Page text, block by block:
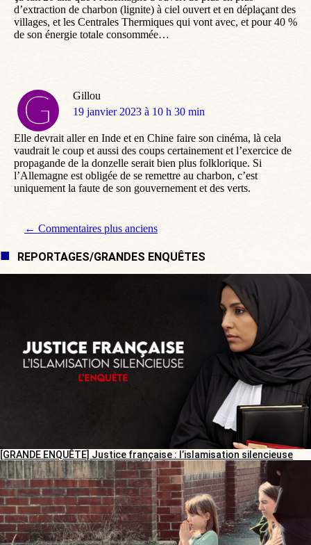
d’extraction de charbon (lignite) à ciel ouvert et en déplaçant des
villages, et les Centrales Thermiques qui vont avec, et pour 40 %
de son énergie totale consommée…
Gillou
dit
19 janvier 2023 à 10 h 30 min
Elle devrait aller en Inde et en Chine faire son cinéma, là cela
vaudrait le coup et aussi des coups certainement et l’exercice de
propagande de la donzelle serait bien plus folklorique. Si
l’Allemagne est obligée de se remettre au charbon, c’est
uniquement la faute de son gouvernement et des verts.
Navigation de commentaire
← Commentaires plus anciens
REPORTAGES/GRANDES ENQUÊTES
[GRANDE ENQUÊTE] Justice française : l’islamisation silencieuse